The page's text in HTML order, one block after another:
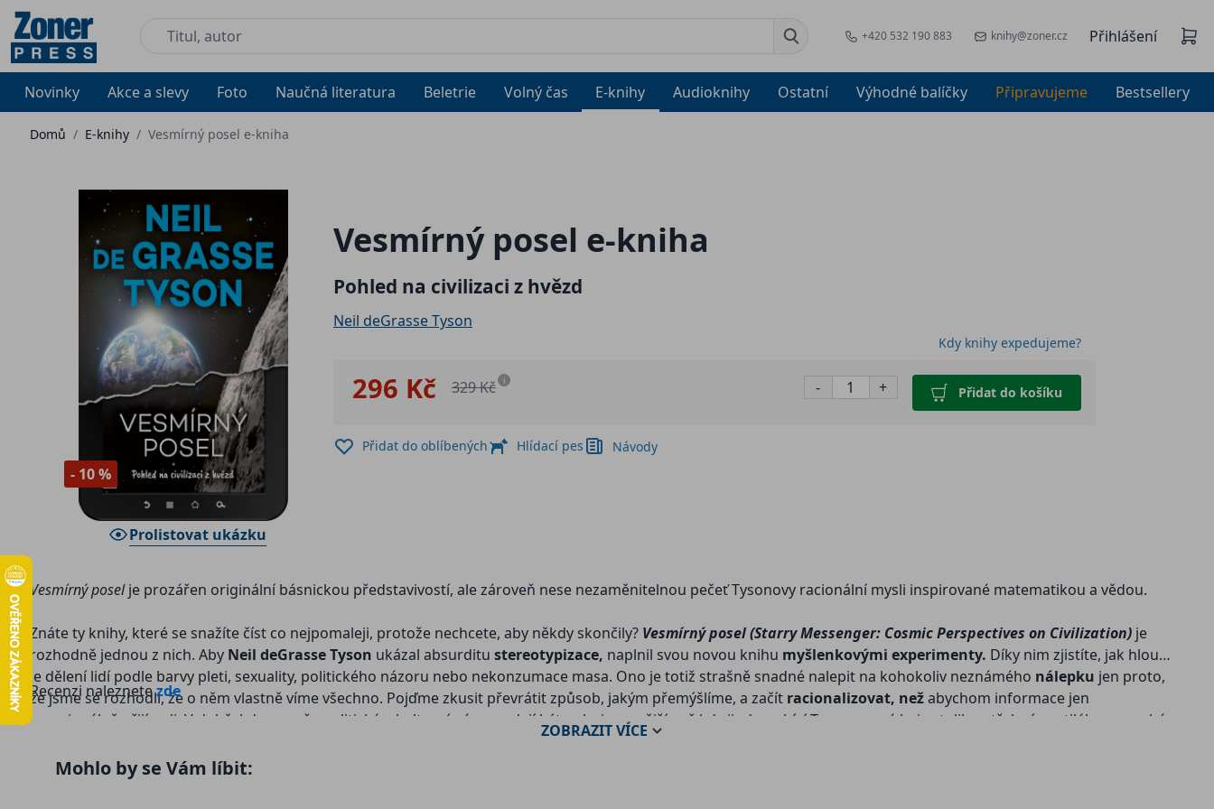
+420 532 190 883 knihy@zoner.cz Přihlášení
Novinky Akce a slevy Foto Naučná literatura Beletrie Volný čas E-knihy Audioknihy Ostatní Výhodné balíčky Připravujeme Bestsellery
Domů / E-knihy / Vesmírný posel e-kniha
- 10 %
Prolistovat ukázku
Vesmírný posel e-kniha
Pohled na civilizaci z hvězd
Neil deGrasse Tyson
Kdy knihy expedujeme?
296 Kč 329 Kč i - + Přidat do košíku
Přidat do oblíbených Hlídací pes Návody
Vesmírný poselje prozářen originální básnickou představivostí, ale zároveň nese nezaměnitelnou pečeť Tysonovy racionální mysli inspirované matematikou a vědou.
Znáte ty knihy, které se snažíte číst co nejpomaleji, protože nechcete, aby někdy skončily? Vesmírný posel (Starry Messenger: Cosmic Perspectives on Civilization) je
rozhodně jednou z nich. Aby Neil deGrasse Tyson ukázal absurditu stereotypizace, naplnil svou novou knihu myšlenkovými experimenty. Díky nim zjistíte, jak hloupé
je dělení lidí podle barvy pleti, sexuality, politického názoru nebo nekonzumace masa. Ono je totiž strašně snadné nalepit na kohokoliv neznámého nálepku jen proto,
že jsme se rozhodli, že o něm vlastně víme všechno. Pojďme zkusit převrátit způsob, jakým přemýšlíme, a začít racionalizovat, nežabychom informace jen
emocionálně přijímali. V době, kdy se naše politické a kulturní názory zdají být polarizovanější než kdy jindy, nabízí Tyson ve své knize tolik potřebný protilék na mnohé z
vesmírnou perspektivu a racionalitu vědy.
jak bychom pravděpodobně od autora očekávali. Budete možná překvapeni, ale Tysonovy úvahy se pohybují spíše v oblasti filozofie. I když
se, jak ve spolupráci s
Recenzi naleznetezde
ZOBRAZITVÍCE
Mohlo by se Vám líbit: